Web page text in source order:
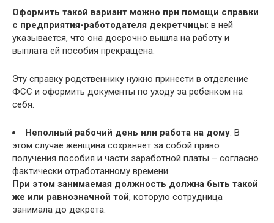
Оформить такой вариант можно при помощи справки
с предприятия-работодателя декретчицы: в ней
указывается, что она досрочно вышла на работу и
выплата ей пособия прекращена.
Эту справку родственнику нужно принести в отделение
ФСС и оформить документы по уходу за ребенком на
себя.
Неполный рабочий день или работа на дому. В
этом случае женщина сохраняет за собой право
получения пособия и части заработной платы – согласно
фактически отработанному времени.
При этом занимаемая должность должна быть такой
же или равнозначной той, которую сотрудница
занимала до декрета.